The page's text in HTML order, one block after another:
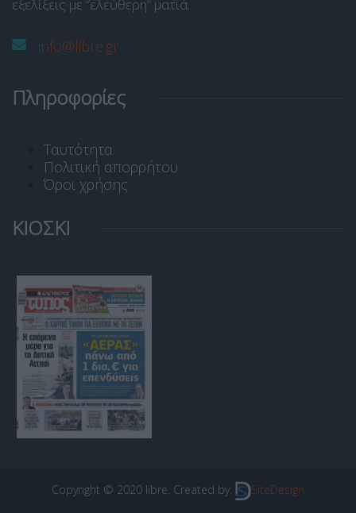
εξελίξεις με “ελεύθερη” ματιά.
info@libre.gr
Πληροφορίες
Ταυτότητα
Πολιτική απορρήτου
Όροι χρήσης
ΚΙΟΣΚΙ
Copyright © 2020 libre. Created by: SiteDesign